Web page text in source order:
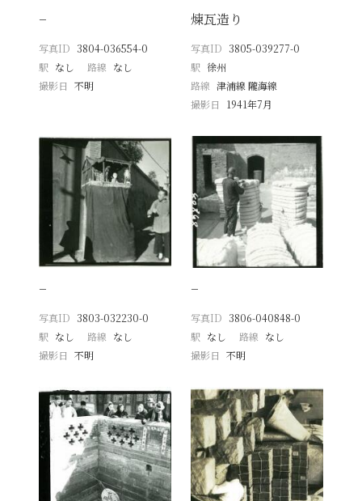
−
写真ID 3804-036554-0
駅 なし 路線 なし
撮影日
不明
煉瓦造り
写真ID 3805-039277-0
駅 徐州
路線 津浦線 隴海線
撮影日
1941年7月
−
写真ID 3803-032230-0
駅 なし 路線 なし
撮影日
不明
−
写真ID 3806-040848-0
駅 なし 路線 なし
撮影日 不明